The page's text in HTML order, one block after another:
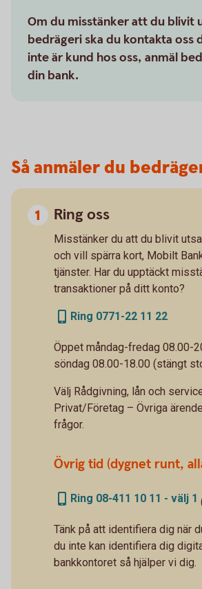
Om du misstänker att du blivit
bedrägeri ska du kontakta oss
inte är kund hos oss, anmäl
din bank.
Så anmäler du
Ring oss
Misstänker du att du blivit
och vill spärra kort, Mobilt
tjänster. Har du upptäckt
transaktioner på ditt konto?
Ring 0771-22 11 22
Öppet måndag-fredag 08.00-
söndag 08.00-18.00 (stängt
Välj Rådgivning, lån och
Privat/Företag – Övriga
frågor.
Övrig tid (dygnet runt,
Ring 08-411 10 11 - välj 1
Tänk på att identifiera dig när
du inte kan identifiera dig
bankkontoret så hjälper vi dig.